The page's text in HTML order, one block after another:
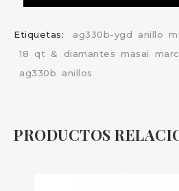
Etiquetas: ag330b-ygd anillo
18
qt & diamantes masai
ag330b
anillos
PRODUCTOS